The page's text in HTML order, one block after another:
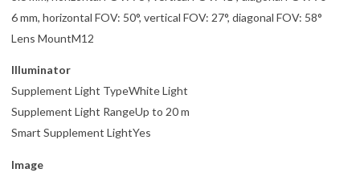
6 mm, horizontal FOV: 50°, vertical FOV: 27°, diagonal FOV: 58°
Lens MountM12
Illuminator
Supplement Light TypeWhite Light
Supplement Light RangeUp to 20 m
Smart Supplement LightYes
Image